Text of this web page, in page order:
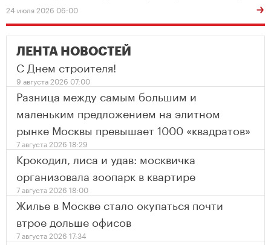
24 июля 2026 06:00
ЛЕНТА НОВОСТЕЙ
С Днем строителя!
9 августа 2026 07:00
Разница между самым большим и
маленьким предложением на элитном
рынке Москвы превышает 1000 «квадратов»
7 августа 2026 18:29
Крокодил, лиса и удав: москвичка
организовала зоопарк в квартире
7 августа 2026 18:00
Жилье в Москве стало окупаться почти
втрое дольше офисов
7 августа 2026 17:34